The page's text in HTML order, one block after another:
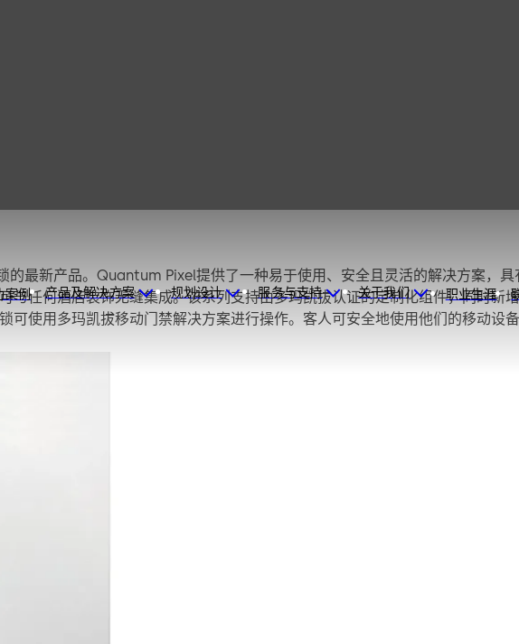
案例 产品及解决方案 规划设计 服务与支持 关于我们 职业生涯
最新产品。Quantum Pixel提供了一种易于使用、安全且灵活的解决方案，
任何酒店装饰无缝集成。该系列支持由多玛凯拔认证的定制化组件，同时新